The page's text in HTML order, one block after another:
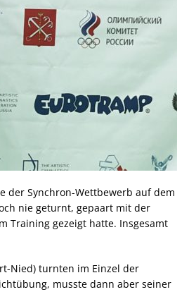
der Synchron-Wettbewerb auf dem
nie geturnt, gepaart mit der
Training gezeigt hatte. Insgesamt
Nied) turnten im Einzel der
musste dann aber seiner